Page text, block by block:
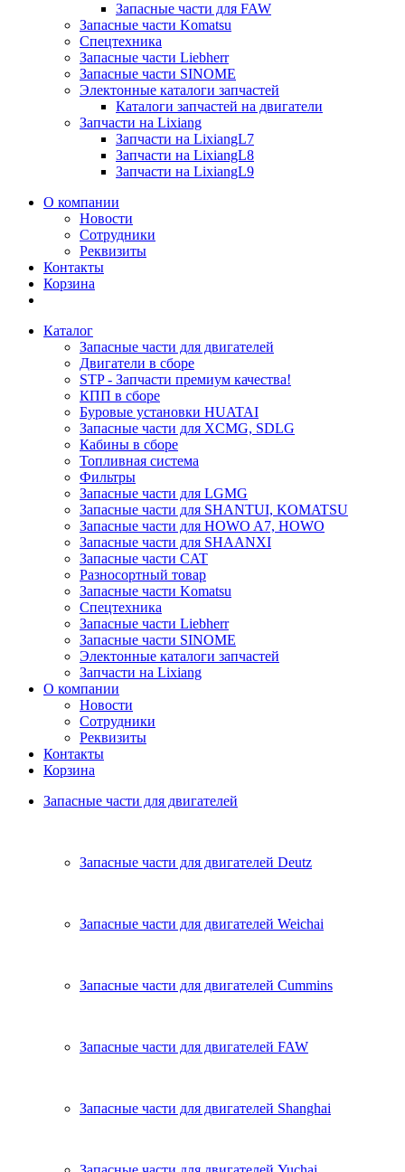
Запасные части для FAW
Запасные части Komatsu
Спецтехника
Запасные части Liebherr
Запасные части SINOME
Электонные каталоги запчастей
Каталоги запчастей на двигатели
Запчасти на Lixiang
Запчасти на LixiangL7
Запчасти на LixiangL8
Запчасти на LixiangL9
О компании
Новости
Сотрудники
Реквизиты
Контакты
Корзина
Каталог
Запасные части для двигателей
Двигатели в сборе
STP - Запчасти премиум качества!
КПП в сборе
Буровые установки HUATAI
Запасные части для XCMG, SDLG
Кабины в сборе
Топливная система
Фильтры
Запасные части для LGMG
Запасные части для SHANTUI, KOMATSU
Запасные части для HOWO A7, HOWO
Запасные части для SHAANXI
Запасные части CAT
Разносортный товар
Запасные части Komatsu
Спецтехника
Запасные части Liebherr
Запасные части SINOME
Электонные каталоги запчастей
Запчасти на Lixiang
О компании
Новости
Сотрудники
Реквизиты
Контакты
Корзина
Запасные части для двигателей
Запасные части для двигателей Deutz
Запасные части для двигателей Weichai
Запасные части для двигателей Cummins
Запасные части для двигателей FAW
Запасные части для двигателей Shanghai